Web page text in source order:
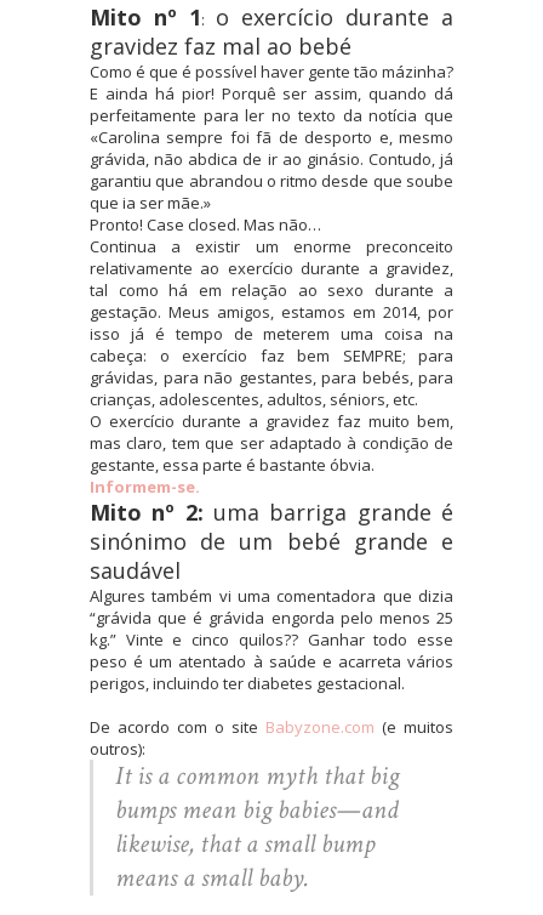
Mito nº 1: o exercício durante a
gravidez faz mal ao bebé
Como é que é possível haver gente tão mázinha?
E ainda há pior! Porquê ser assim, quando dá
perfeitamente para ler no texto da notícia que
«Carolina sempre foi fã de desporto e, mesmo
grávida, não abdica de ir ao ginásio. Contudo, já
garantiu que abrandou o ritmo desde que soube
que ia ser mãe.»
Pronto! Case closed. Mas não…
Continua a existir um enorme preconceito
relativamente ao exercício durante a gravidez,
tal como há em relação ao sexo durante a
gestação. Meus amigos, estamos em 2014, por
isso já é tempo de meterem uma coisa na
cabeça: o exercício faz bem SEMPRE; para
grávidas, para não gestantes, para bebés, para
crianças, adolescentes, adultos, séniors, etc.
O exercício durante a gravidez faz muito bem,
mas claro, tem que ser adaptado à condição de
gestante, essa parte é bastante óbvia.
Informem-se.
Mito nº 2: uma barriga grande é
sinónimo de um bebé grande e
saudável
Algures também vi uma comentadora que dizia
“grávida que é grávida engorda pelo menos 25
kg.” Vinte e cinco quilos?? Ganhar todo esse
peso é um atentado à saúde e acarreta vários
perigos, incluindo ter diabetes gestacional.
De acordo com o site Babyzone.com (e muitos
outros):
It is a common myth that big
bumps mean big babies—and
likewise, that a small bump
means a small baby.